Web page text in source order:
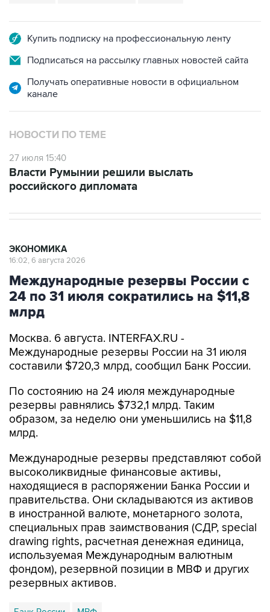
Купить подписку на профессиональную ленту
Подписаться на рассылку главных новостей сайта
Получать оперативные новости в официальном
канале
НОВОСТИ ПО ТЕМЕ
27 июля 15:40
Власти Румынии решили выслать
российского дипломата
ЭКОНОМИКА
16:02, 6 августа 2026
Международные резервы России с
24 по 31 июля сократились на $11,8
млрд
Москва. 6 августа. INTERFAX.RU -
Международные резервы России на 31 июля
составили $720,3 млрд, сообщил Банк России.
По состоянию на 24 июля международные
резервы равнялись $732,1 млрд. Таким
образом, за неделю они уменьшились на $11,8
млрд.
Международные резервы представляют собой
высоколиквидные финансовые активы,
находящиеся в распоряжении Банка России и
правительства. Они складываются из активов
в иностранной валюте, монетарного золота,
специальных прав заимствования (СДР, special
drawing rights, расчетная денежная единица,
используемая Международным валютным
фондом), резервной позиции в МВФ и других
резервных активов.